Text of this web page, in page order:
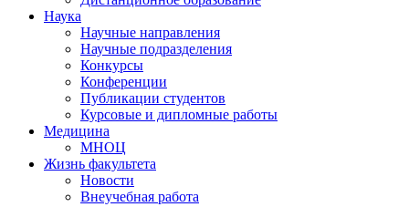
Наука
Научные направления
Научные подразделения
Конкурсы
Конференции
Публикации студентов
Курсовые и дипломные работы
Медицина
МНОЦ
Жизнь факультета
Новости
Внеучебная работа